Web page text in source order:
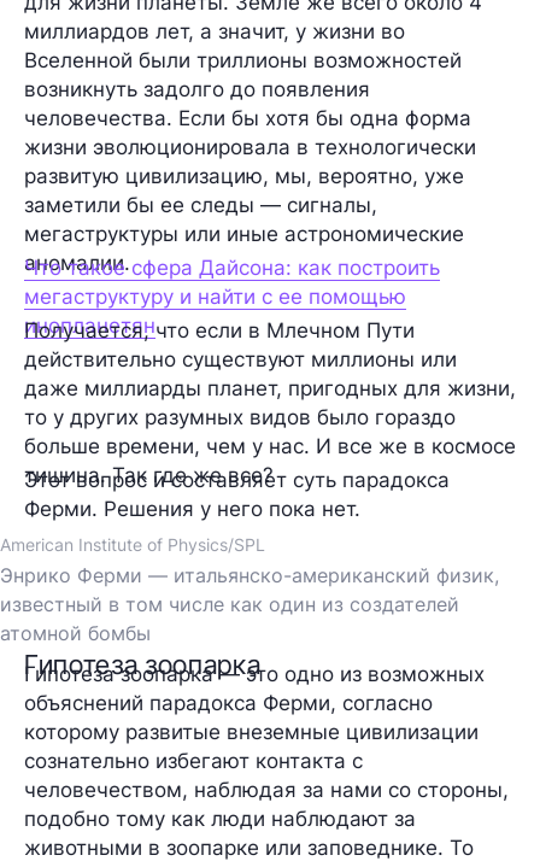
миллиардов лет, а значит, у жизни во
Вселенной были триллионы возможностей
возникнуть задолго до появления
человечества. Если бы хотя бы одна форма
жизни эволюционировала в технологически
развитую цивилизацию, мы, вероятно, уже
заметили бы ее следы — сигналы,
мегаструктуры или иные астрономические
аномалии.
Что такое сфера Дайсона: как построить
мегаструктуру и найти с ее помощью
инопланетян
Получается, что если в Млечном Пути
действительно существуют миллионы или
даже миллиарды планет, пригодных для жизни,
то у других разумных видов было гораздо
больше времени, чем у нас. И все же в космосе
тишина. Так где же все?
Этот вопрос и составляет суть парадокса
Ферми. Решения у него пока нет.
American Institute of Physics/SPL
Энрико Ферми — итальянско-американский физик,
известный в том числе как один из создателей
атомной бомбы
Гипотеза зоопарка
Гипотеза зоопарка — это одно из возможных
объяснений парадокса Ферми, согласно
которому развитые внеземные цивилизации
сознательно избегают контакта с
человечеством, наблюдая за нами со стороны,
подобно тому как люди наблюдают за
животными в зоопарке или заповеднике. То